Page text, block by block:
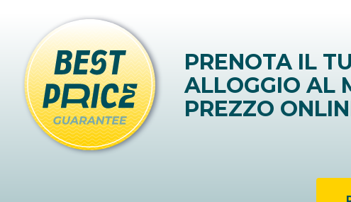
PRENOTA IL
ALLOGGIO AL
PREZZO